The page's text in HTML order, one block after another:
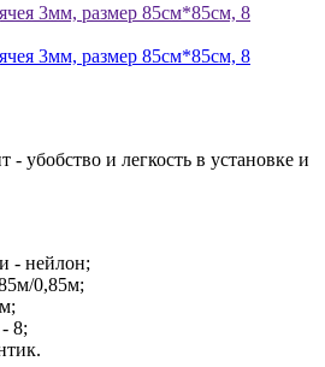
- убобство и легкость в установке и
- нейлон;
0,85м;
8;